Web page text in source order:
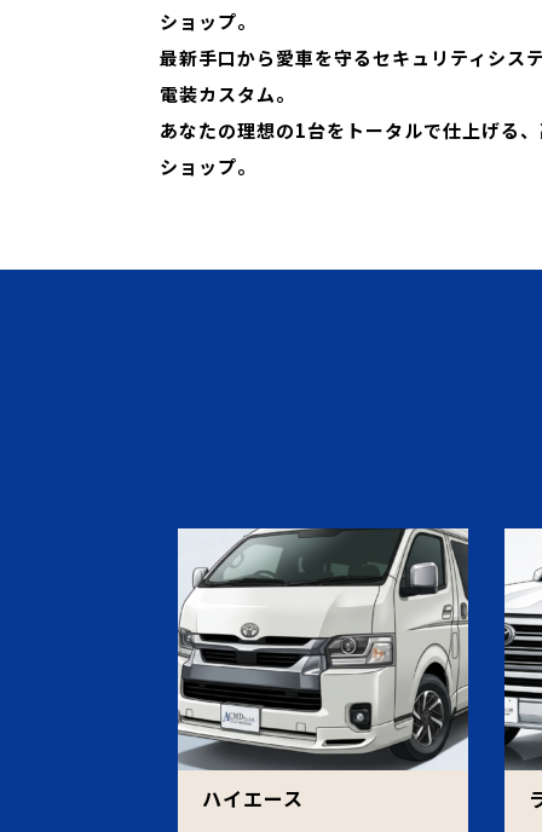
ショップ。
最新手口から愛車を守るセキュリティシス
電装カスタム。
あなたの理想の1台をトータルで仕上げる
ショップ。
ハイエース